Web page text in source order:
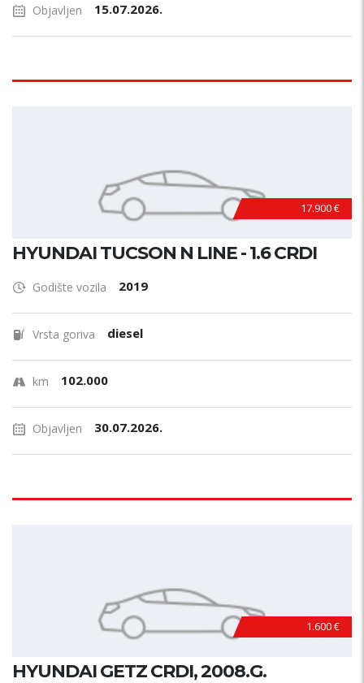
Objavljen 15.07.2026.
17.900 €
HYUNDAI TUCSON N LINE - 1.6 CRDI
Godište vozila 2019
Vrsta goriva diesel
km 102.000
Objavljen 30.07.2026.
1.600 €
HYUNDAI GETZ CRDI, 2008.G.